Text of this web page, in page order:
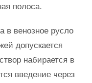
полоса.
в венозное русло
допускается
набирается в
введение через